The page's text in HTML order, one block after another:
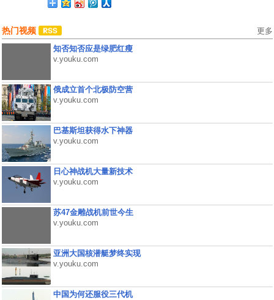
热门视频 更多
知否知否应是绿肥红瘦
v.youku.com
俄成立首个北极防空营
v.youku.com
巴基斯坦获得水下神器
v.youku.com
日心神战机大量新技术
v.youku.com
苏47金雕战机前世今生
v.youku.com
亚洲大国核潜艇梦终实现
v.youku.com
中国为何还服役三代机